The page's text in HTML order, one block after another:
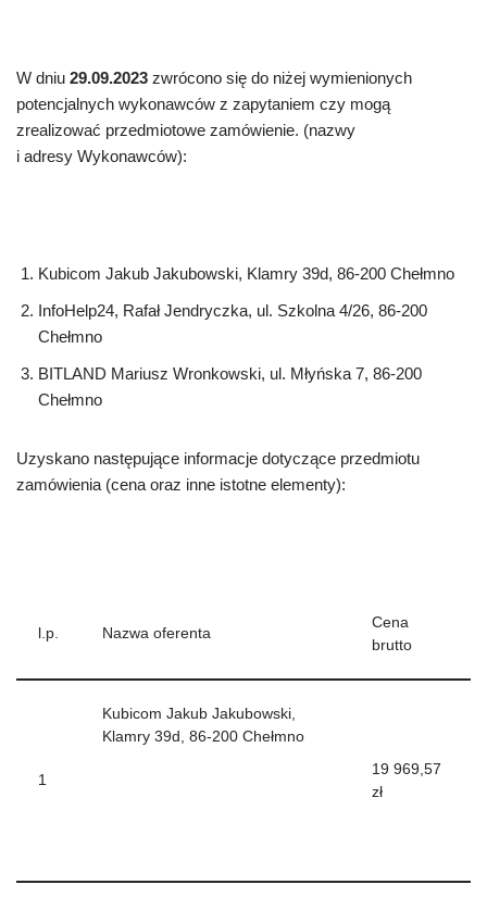
W dniu 29.09.2023 zwrócono się do niżej wymienionych
potencjalnych wykonawców z zapytaniem czy mogą
zrealizować przedmiotowe zamówienie. (nazwy
i adresy Wykonawców):
Kubicom Jakub Jakubowski, Klamry 39d, 86-200 Chełmno
InfoHelp24, Rafał Jendryczka, ul. Szkolna 4/26, 86-200
Chełmno
BITLAND Mariusz Wronkowski, ul. Młyńska 7, 86-200
Chełmno
Uzyskano następujące informacje dotyczące przedmiotu
zamówienia (cena oraz inne istotne elementy):
l.p. Nazwa oferenta
Cena
brutto
1
Kubicom Jakub Jakubowski,
Klamry 39d, 86-200 Chełmno
19 969,57
zł